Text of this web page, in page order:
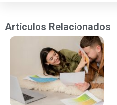
Artículos Relacionados